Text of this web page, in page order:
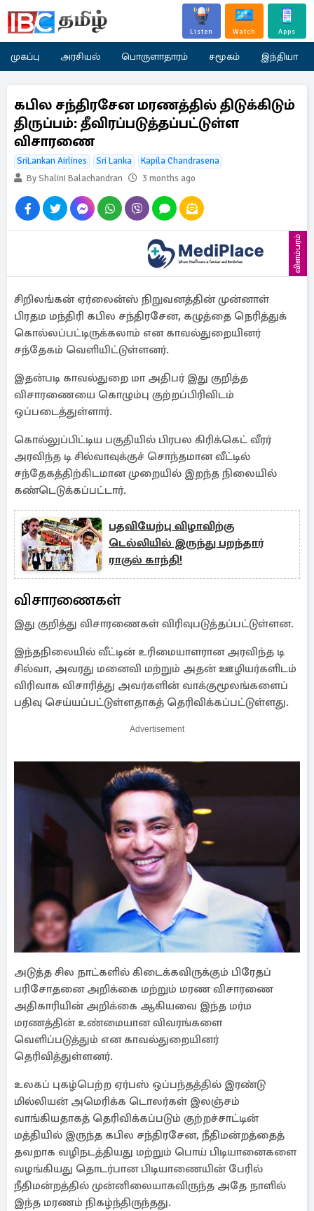
Listen Watch Apps
முகப்பு அரசியல் பொருளாதாரம் சமூகம் இந்தியா
கபில சந்திரசேன மரணத்தில் திடுக்கிடும்
திருப்பம்: தீவிரப்படுத்தப்பட்டுள்ள
விசாரணை
SriLankan Airlines Sri Lanka
Kapila Chandrasena
By Shalini Balachandran
3 months ago
விளம்பரம்
சிறிலங்கன் ஏர்லைன்ஸ் நிறுவனத்தின் முன்னாள்
பிரதம மந்திரி கபில சந்திரசேன, கழுத்தை நெரித்துக்
கொல்லப்பட்டிருக்கலாம் என காவல்துறையினர்
சந்தேகம் வெளியிட்டுள்ளனர்.
இதன்படி காவல்துறை மா அதிபர் இது குறித்த
விசாரணையை கொழும்பு குற்றப்பிரிவிடம்
ஒப்படைத்துள்ளார்.
கொல்லுப்பிட்டிய பகுதியில் பிரபல கிரிக்கெட் வீரர்
அரவிந்த டி சில்வாவுக்குச் சொந்தமான வீட்டில்
சந்தேகத்திற்கிடமான முறையில் இறந்த நிலையில்
கண்டெடுக்கப்பட்டார்.
பதவியேற்பு விழாவிற்கு
டெல்லியில் இருந்து பறந்தார்
ராகுல் காந்தி!
விசாரணைகள்
இது குறித்து விசாரணைகள் விரிவுபடுத்தப்பட்டுள்ளன.
இந்தநிலையில் வீட்டின் உரிமையாளரான அரவிந்த டி
சில்வா, அவரது மனைவி மற்றும் அதன் ஊழியர்களிடம்
விரிவாக விசாரித்து அவர்களின் வாக்குமூலங்களைப்
பதிவு செய்யப்பட்டுள்ளதாகத் தெரிவிக்கப்பட்டுள்ளது.
Advertisement
அடுத்த சில நாட்களில் கிடைக்கவிருக்கும் பிரேதப்
பரிசோதனை அறிக்கை மற்றும் மரண விசாரணை
அதிகாரியின் அறிக்கை ஆகியவை இந்த மர்ம
மரணத்தின் உண்மையான விவரங்களை
வெளிப்படுத்தும் என காவல்துறையினர்
தெரிவித்துள்ளனர்.
உலகப் புகழ்பெற்ற ஏர்பஸ் ஒப்பந்தத்தில் இரண்டு
மில்லியன் அமெரிக்க டொலர்கள் இலஞ்சம்
வாங்கியதாகத் தெரிவிக்கப்படும் குற்றச்சாட்டின்
மத்தியில் இருந்த கபில சந்திரசேன, நீதிமன்றத்தைத்
தவறாக வழிநடத்தியது மற்றும் பொய் பிடியானைகளை
வழங்கியது தொடர்பான பிடியாணையின் பேரில்
நீதிமன்றத்தில் முன்னிலையாகவிருந்த அதே நாளில்
இந்த மரணம் நிகழ்ந்திருந்தது.